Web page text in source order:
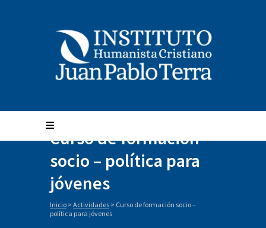
Curso de formación
socio – política para
jóvenes
Inicio > Actividades > Curso de formación socio –
política para jóvenes